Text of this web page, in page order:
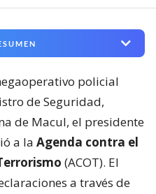
policial
de Seguridad,
de Macul, el presidente
a la Agenda contra el
(ACOT). El
a través de